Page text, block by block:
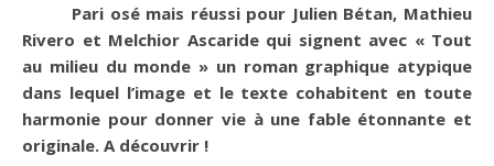
Pari osé mais réussi pour Julien Bétan, Mathieu
Rivero et Melchior Ascaride qui signent avec « Tout
au milieu du monde » un roman graphique atypique
dans lequel l’image et le texte cohabitent en toute
harmonie pour donner vie à une fable étonnante et
originale. A découvrir !